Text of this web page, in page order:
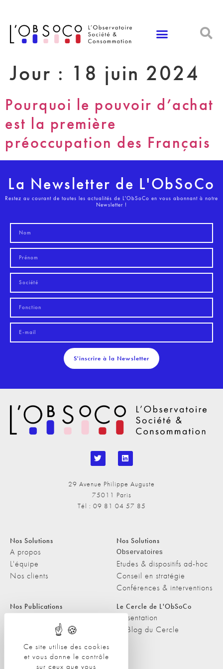
Ce site utilise des cookies
et vous donne le contrôle
sur ceux que vous
Jour : 18 juin 2024
Pourquoi le pouvoir d’achat
est la première
préoccupation des Français
La Newsletter de L'ObSoCo
Restez au courant de toutes les actualités de L'ObSoCo en vous abonnant à notre
Newsletter !
S'inscrire à la Newsletter
29 Avenue Philippe Auguste
75011 Paris
Tél : 09 81 04 57 85
Nos Solutions
A propos
L'équipe
Nos clients
Nos Solutions
Observatoires
Etudes & dispositifs ad-hoc
Conseil en stratégie
Conférences & interventions
Nos Publications
Les Podcasts de L'ObSoCo
L'ObSoCo dans les médias
Le Cercle de L'ObSoCo
Présentation
Le Blog du Cercle
Contacts